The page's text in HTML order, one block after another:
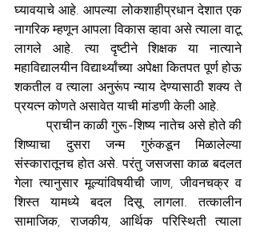
घ्यावयाचे आहे. आपल्या लोकशाहीप्रधान देशात एक
नागरिक म्हणून आपला विकास व्हावा असे त्याला वाटू
लागले आहे. त्या दृष्टीने शिक्षक या नात्याने
महाविद्यालयीन विद्यार्थ्यांच्या अपेक्षा कितपत पूर्ण होऊ
शकतील व त्याला अनुरूंप न्याय देण्यासाठी शक्य ते
प्रयत्न कोणते असावेत याची मांडणी केली आहे.
प्राचीन काळी गुरू-शिष्य नातेच असे होते की
शिष्याचा दुसरा जन्म गुरुंकडून मिळालेल्या
संस्कारातूनच होत असे. परंतु जसजसा काळ बदलत
गेला त्यानुसार मूल्यांविषयीची जाण, जीवनचक्र व
शिस्त यामध्ये बदल दिसू लागला. तत्कालीन
सामाजिक, राजकीय, आर्थिक परिस्थिती त्याला